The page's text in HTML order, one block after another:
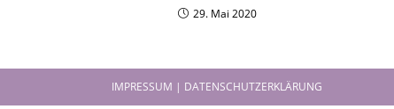
29. Mai 2020
IMPRESSUM | DATENSCHUTZERKLÄRUNG